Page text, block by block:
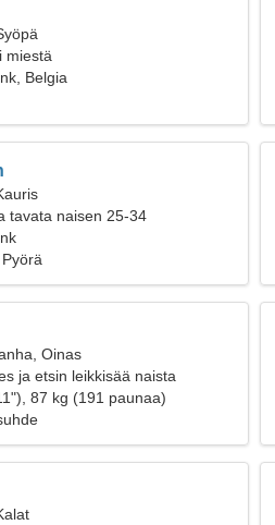
miestä
Belgia
tavata naisen 25-34
Oinas
ja etsin leikkisää naista
87 kg (191 paunaa)